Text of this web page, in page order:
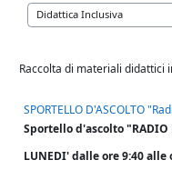
Categorie di corso
Raccolta di materiali didattici
SPORTELLO D'ASCOLTO
Sportello d'ascolto "RADIO
LUNEDI' dalle ore 9:40 alle